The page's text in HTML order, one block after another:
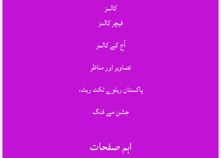
کالمز
فیچر کالمز
آج کے کالمز
تصاویر اور مناظر
پاکستان ریلوے ٹکٹ ریٹ،
جشنِ مے فنگ
اہم صفحات